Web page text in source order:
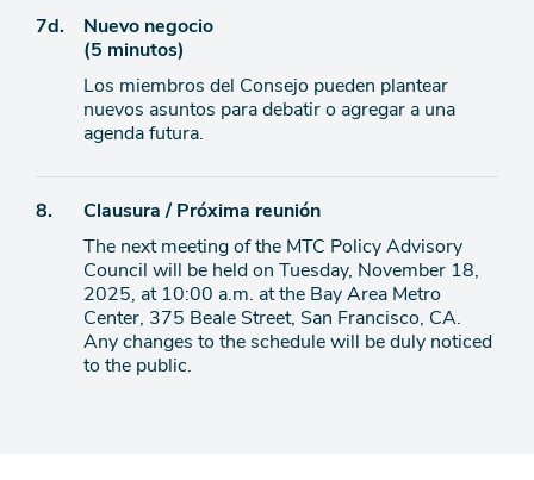
Ítem
agenda
7d.
Nuevo negocio
(5 minutos)
Los miembros del Consejo pueden plantear
nuevos asuntos para debatir o agregar a una
agenda futura.
Ítem
agenda
8.
Clausura / Próxima reunión
The next meeting of the MTC Policy Advisory
Council will be held on Tuesday, November 18,
2025, at 10:00 a.m. at the Bay Area Metro
Center, 375 Beale Street, San Francisco, CA.
Any changes to the schedule will be duly noticed
to the public.